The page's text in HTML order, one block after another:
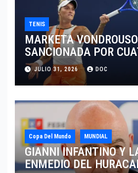
TENIS
MARKETA
SANCIONADA POR
JULIO 31, 2026 DOC
Copa Del Mundo MUNDIAL
GIANNI INFANTINO Y
ENMEDIO DEL